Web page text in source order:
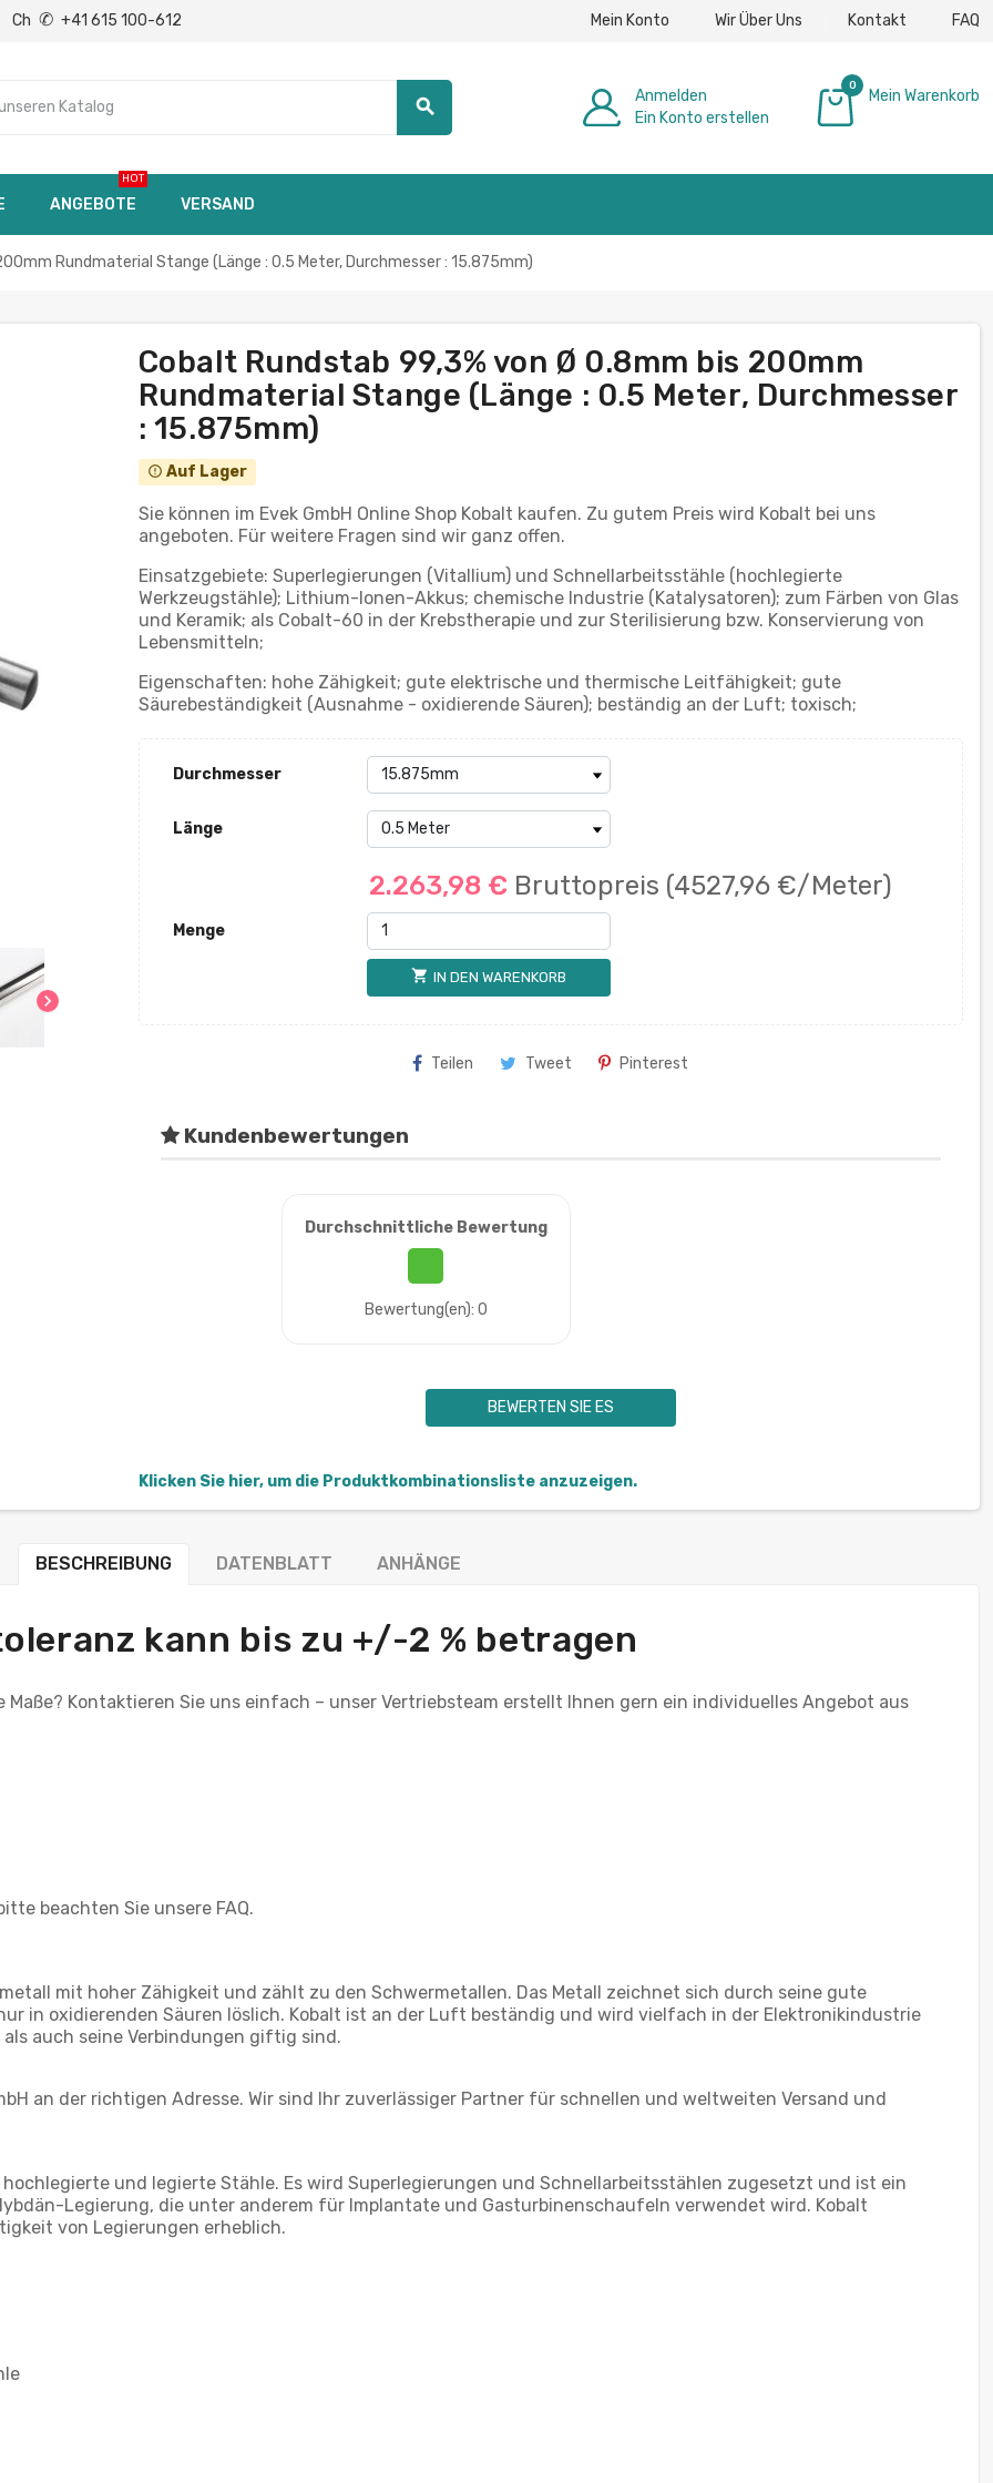
Ch ✆ +41 615 100-612 Mein Konto Wir Über Uns Kontakt FAQ
search
Anmelden
Ein Konto erstellen
0
Mein Warenkorb
ANGEBOTE
HOT
VERSAND
Rundmaterial Stange (Länge : 0.5 Meter, Durchmesser : 15.875mm)
chevron_right
Cobalt Rundstab 99,3% von Ø 0.8mm bis 200mm
Rundmaterial Stange (Länge : 0.5 Meter, Durchmesser
: 15.875mm)
error_outline Auf Lager
Sie können im Evek GmbH Online Shop Kobalt kaufen. Zu gutem Preis wird Kobalt bei uns
angeboten. Für weitere Fragen sind wir ganz offen.
Einsatzgebiete: Superlegierungen (Vitallium) und Schnellarbeitsstähle (hochlegierte
Werkzeugstähle); Lithium-Ionen-Akkus; chemische Industrie (Katalysatoren); zum Färben von Glas
und Keramik; als Cobalt-60 in der Krebstherapie und zur Sterilisierung bzw. Konservierung von
Lebensmitteln;
Eigenschaften: hohe Zähigkeit; gute elektrische und thermische Leitfähigkeit; gute
Säurebeständigkeit (Ausnahme - oxidierende Säuren); beständig an der Luft; toxisch;
Durchmesser
Länge
2.263,98 € Bruttopreis (4527,96 €/Meter)
Menge
shopping_cart IN DEN WARENKORB
Teilen Tweet Pinterest
Kundenbewertungen
Durchschnittliche Bewertung
Bewertung(en): 0
BEWERTEN SIE ES
Klicken Sie hier, um die Produktkombinationsliste anzuzeigen.
BESCHREIBUNG DATENBLATT ANHÄNGE
kann bis zu +/-2 % betragen
Kontaktieren Sie uns einfach – unser Vertriebsteam erstellt Ihnen gern ein individuelles Angebot aus
beachten Sie unsere FAQ.
mit hoher Zähigkeit und zählt zu den Schwermetallen. Das Metall zeichnet sich durch seine gute
in oxidierenden Säuren löslich. Kobalt ist an der Luft beständig und wird vielfach in der Elektronikindustrie
auch seine Verbindungen giftig sind.
an der richtigen Adresse. Wir sind Ihr zuverlässiger Partner für schnellen und weltweiten Versand und
und legierte Stähle. Es wird Superlegierungen und Schnellarbeitsstählen zugesetzt und ist ein
Legierung, die unter anderem für Implantate und Gasturbinenschaufeln verwendet wird. Kobalt
von Legierungen erheblich.